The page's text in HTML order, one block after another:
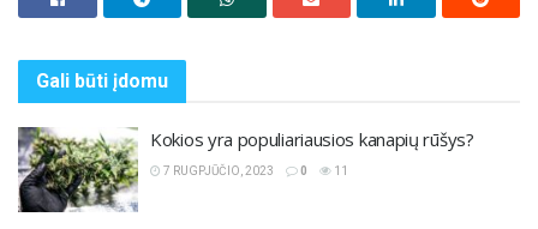
Gali būti įdomu
Kokios yra populiariausios kanapių rūšys?
7 RUGPJŪČIO, 2023 0 11